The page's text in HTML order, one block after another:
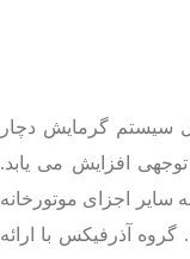
سیستم گرمایش دچار
افزایش می یابد.
اجزای موتورخانه
گروه آذرفیکس با ارائه